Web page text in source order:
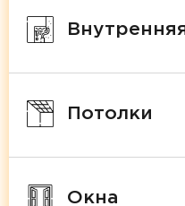
Потолки
Окна